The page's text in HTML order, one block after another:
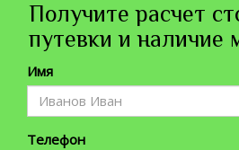
Получите расчет
путевки и наличие
Имя
Телефон